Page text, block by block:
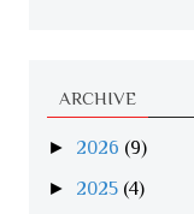
ARCHIVE
► 2026 (9)
► 2025 (4)